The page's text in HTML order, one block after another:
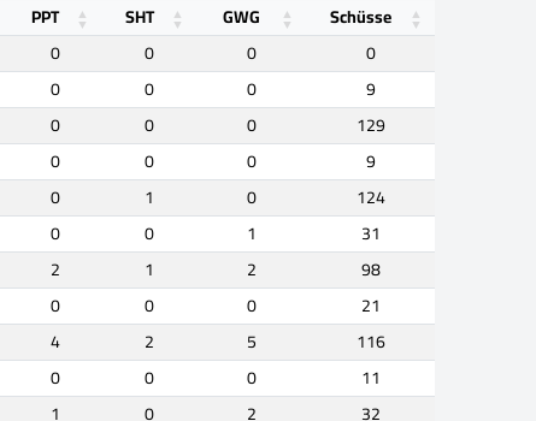
PPT SHT GWG
Schüsse
0 0 0
0
0 0 0
9
0 0 0
129
0 0 0
9
0 1 0
124
0 0 1
31
2 1 2
98
0 0 0
21
4 2 5
116
0 0 0
11
1 0 2
32